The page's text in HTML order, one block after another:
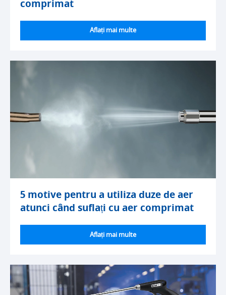
comprimat
Aflați mai multe
5 motive pentru a utiliza duze de aer
atunci când suflați cu aer comprimat
Aflați mai multe